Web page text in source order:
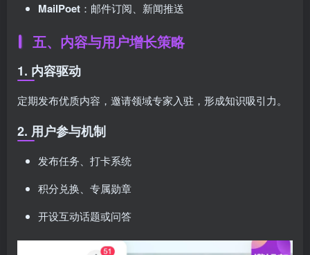
MailPoet ：邮件订阅、新闻推送
五、内容与用户增长策略
1. 内容驱动
定期发布优质内容，邀请领域专家入驻，形成知识吸引力。
2. 用户参与机制
发布任务、打卡系统
积分兑换、专属勋章
开设互动话题或问答